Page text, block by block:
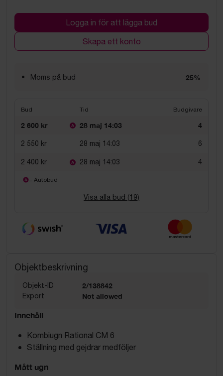
Logga in för att lägga bud
Skapa ett konto
Moms på bud 25%
Bud Tid Budgivare
2 600 kr 28 maj 14:03 4
2 550 kr 28 maj 14:03 6
2 400 kr 28 maj 14:03 4
= Autobud
Visa alla bud (19)
Objektbeskrivning
Objekt-ID 2/138842
Export Not allowed
Innehåll
Kombiugn Rational CM 6
Ställning med gejdrar medföljer
Mått ugn